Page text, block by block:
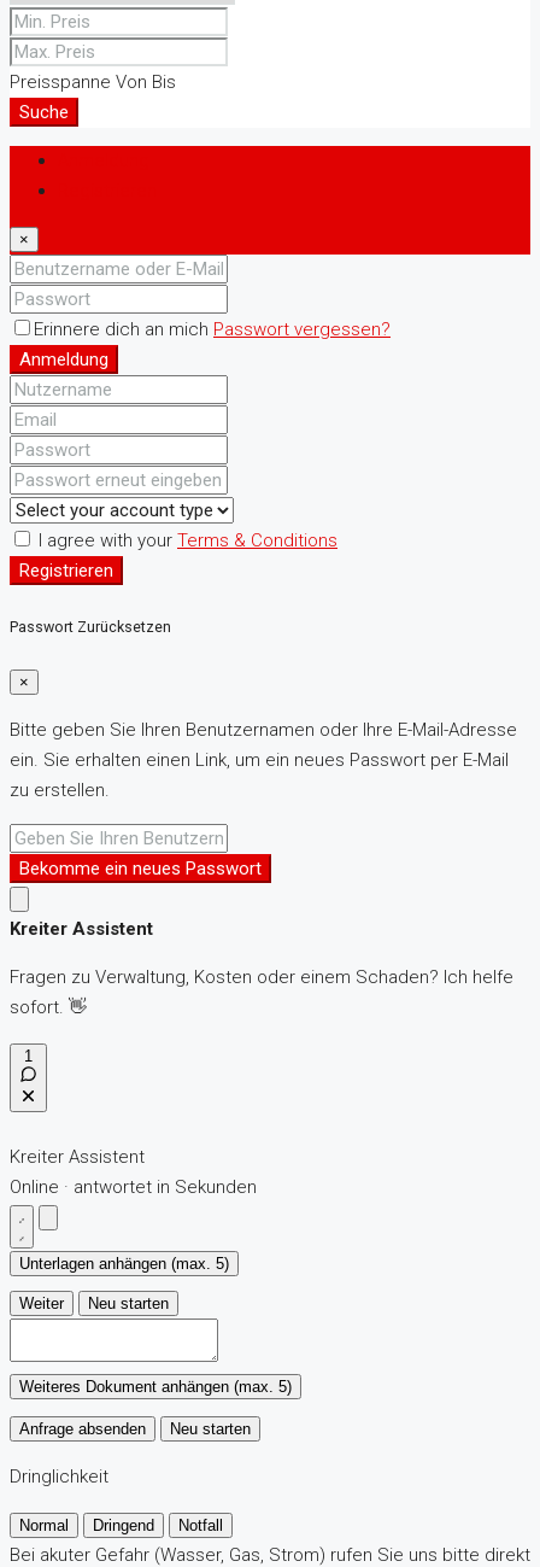
Preisspanne Von Bis
Suche
×
Erinnere dich an mich Passwort vergessen?
Anmeldung
I agree with your Terms & Conditions
Registrieren
Passwort Zurücksetzen
×
Bitte geben Sie Ihren Benutzernamen oder Ihre E-Mail-Adresse
ein. Sie erhalten einen Link, um ein neues Passwort per E-Mail
zu erstellen.
Bekomme ein neues Passwort
Kreiter Assistent
Fragen zu Verwaltung, Kosten oder einem Schaden? Ich helfe
sofort. 👋
1
Kreiter Assistent
Online · antwortet in Sekunden
Unterlagen anhängen (max. 5)
Weiter Neu starten
Weiteres Dokument anhängen (max. 5)
Anfrage absenden Neu starten
Dringlichkeit
Normal Dringend Notfall
Bei akuter Gefahr (Wasser, Gas, Strom) rufen Sie uns bitte direkt